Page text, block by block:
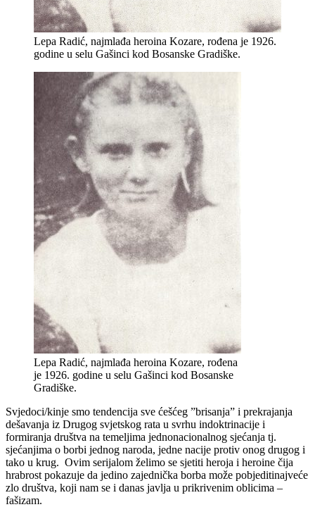
Lepa Radić, najmlađa heroina Kozare, rođena je 1926.
godine u selu Gašinci kod Bosanske Gradiške.
Lepa Radić, najmlađa heroina Kozare, rođena
je 1926. godine u selu Gašinci kod Bosanske
Gradiške.
Svjedoci/kinje smo tendencija sve ćešćeg ”brisanja” i prekrajanja
dešavanja iz Drugog svjetskog rata u svrhu indoktrinacije i
formiranja društva na temeljima jednonacionalnog sjećanja tj.
sjećanjima o borbi jednog naroda, jedne nacije protiv onog drugog i
tako u krug. Ovim serijalom želimo se sjetiti heroja i heroine čija
hrabrost pokazuje da jedino zajednička borba može pobjeditinajveće
zlo društva, koji nam se i danas javlja u prikrivenim oblicima –
fašizam.